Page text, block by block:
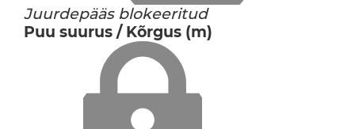
Juurdepääs blokeeritud
Puu suurus / Kõrgus (m)